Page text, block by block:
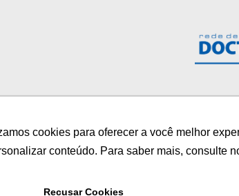
cookies para oferecer a você melhor
conteúdo. Para saber mais, consulte
Recusar Cookies
Somos Cursos Unidades